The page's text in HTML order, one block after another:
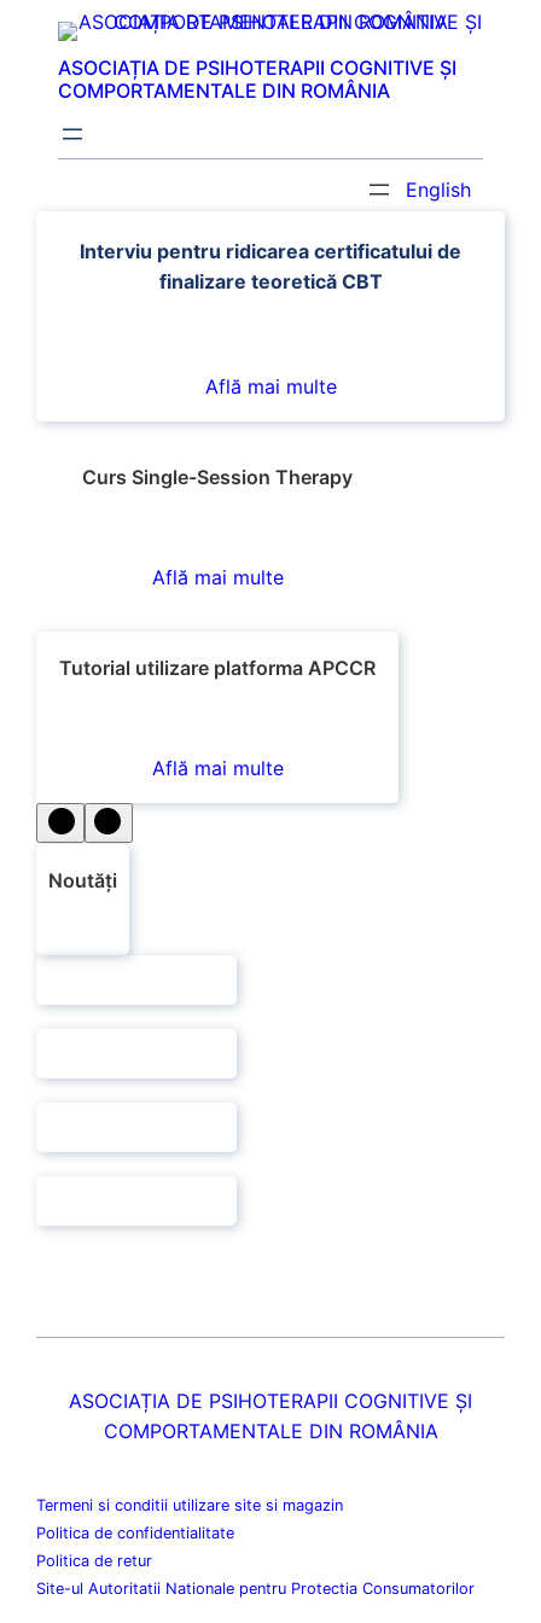
conținut
ASOCIAȚIA DE PSIHOTERAPII COGNITIVE ȘI
COMPORTAMENTALE DIN ROMÂNIA
English
Interviu pentru ridicarea certificatului de
finalizare teoretică CBT
Află mai multe
Curs Single-Session Therapy
Află mai multe
Tutorial utilizare platforma APCCR
Află mai multe
Noutăți
ASOCIAȚIA DE PSIHOTERAPII COGNITIVE ȘI
COMPORTAMENTALE DIN ROMÂNIA
Termeni si conditii utilizare site si magazin
Politica de confidentialitate
Politica de retur
Site-ul Autoritatii Nationale pentru Protectia Consumatorilor